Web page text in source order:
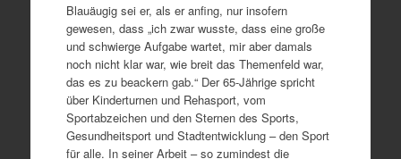
Blauäugig sei er, als er anfing, nur insofern
gewesen, dass „ich zwar wusste, dass eine große
und schwierge Aufgabe wartet, mir aber damals
noch nicht klar war, wie breit das Themenfeld war,
das es zu beackern gab.“ Der 65-Jährige spricht
über Kinderturnen und Rehasport, vom
Sportabzeichen und den Sternen des Sports,
Gesundheitsport und Stadtentwicklung – den Sport
für alle. In seiner Arbeit – so zumindest die